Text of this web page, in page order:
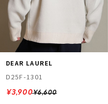
DEAR LAUREL
D25F-1301
¥6,600
¥3,900